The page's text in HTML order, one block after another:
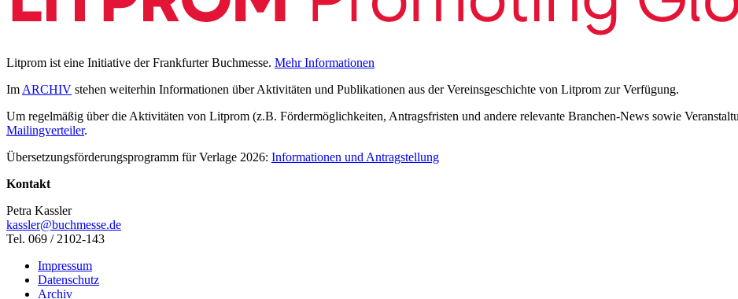
Litprom ist eine Initiative der Frankfurter Buchmesse. Mehr Informationen
Im ARCHIV stehen weiterhin Informationen über Aktivitäten und Publikationen aus der Vereinsgeschichte von Litprom zur Verfügung.
Um regelmäßig über die Aktivitäten von Litprom (z.B. Fördermöglichkeiten, Antragsfristen und andere relevante Branchen-News sowie
Mailingverteiler.
Übersetzungsförderungsprogramm für Verlage 2026: Informationen und Antragstellung
Kontakt
Petra Kassler
kassler@buchmesse.de
Tel. 069 / 2102-143
Impressum
Datenschutz
Archiv